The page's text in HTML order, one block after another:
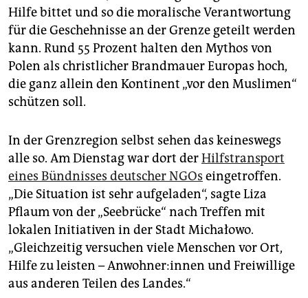
Hilfe bittet und so die moralische Verantwortung
für die Geschehnisse an der Grenze geteilt werden
kann. Rund 55 Prozent halten den Mythos von
Polen als christlicher Brandmauer Europas hoch,
die ganz allein den Kontinent „vor den Muslimen“
schützen soll.
In der Grenzregion selbst ­sehen das keineswegs
alle so. Am Dienstag war dort derHilfstransport
eines Bündnisses deutscher NGOs einge­troffen.
„Die Situation ist sehr aufgeladen“, sagte Liza
Pflaum von der „Seebrücke“ nach Treffen mit
lokalen Initiativen in der Stadt Michałowo.
„Gleichzeitig versuchen viele Menschen vor Ort,
Hilfe zu leisten – An­woh­ne­r:in­nen und Freiwillige
aus anderen Teilen des Landes.“